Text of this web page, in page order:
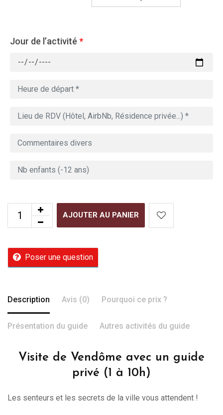
Jour de l’activité *
AJOUTER AU PANIER
Poser une question
Description Avis (0) Pourquoi ce prix ?
Présentation du guide Autres activités du guide
Visite de Vendôme avec un guide
privé (1 à 10h)
Les senteurs et les secrets de la ville vous attendent !